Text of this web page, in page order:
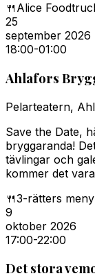
🍴 Alice
25
september 2026
18:00-01:00
Ahlafors
Pelarteatern,
Save the Date,
bryggaranda!
tävlingar och
kommer det
🍴3-rätters meny
9
oktober 2026
17:00-22:00
Det stora